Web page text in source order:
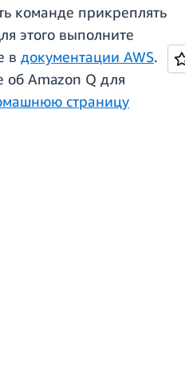
команде прикреплять
этого выполните
в документации AWS.
об Amazon Q для
страницу